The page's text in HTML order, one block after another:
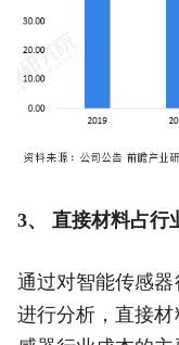
3、 直接材料占行
通过对智能传感
进行分析，直接